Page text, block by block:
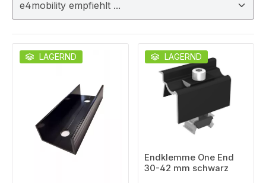
LAGERND LAGERND
Endklemme One End
30-42 mm schwarz